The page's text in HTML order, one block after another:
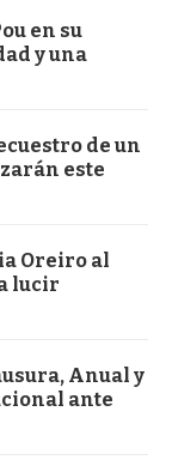
en su
y una
de un
este
Oreiro al
lucir
Anual y
ante